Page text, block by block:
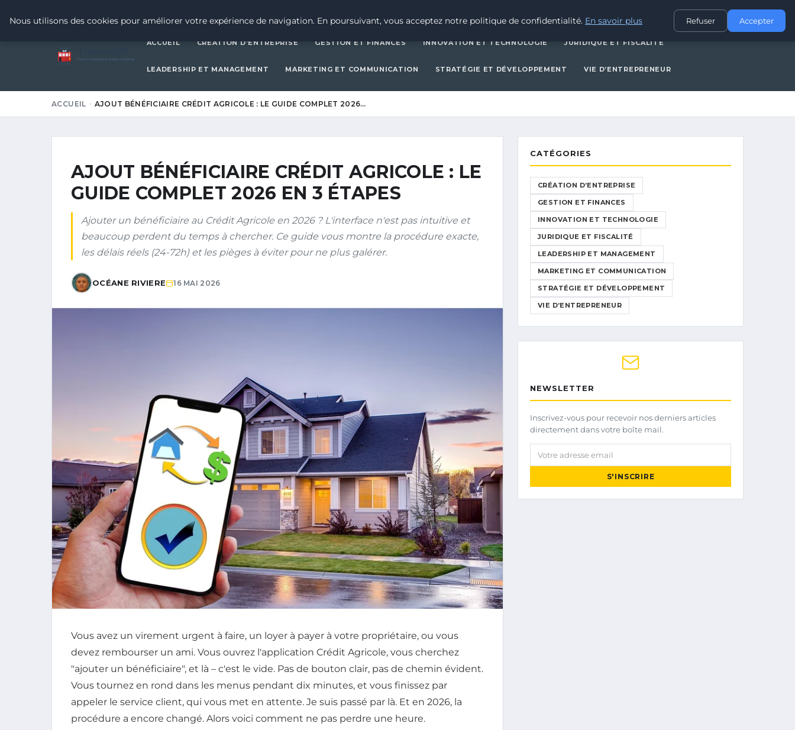
JURIDIQUE ET FISCALITÉ
7 Passion Tramway & Transport Urbain
ACCUEIL CRÉATION D’ENTREPRISE GESTION ET FINANCES INNOVATION ET TECHNOLOGIE JURIDIQUE ET FISCALITÉ
LEADERSHIP ET MANAGEMENT MARKETING ET COMMUNICATION STRATÉGIE ET DÉVELOPPEMENT VIE D’ENTREPRENEUR
ACCUEIL AJOUT BÉNÉFICIAIRE CRÉDIT AGRICOLE : LE GUIDE COMPLET 2026…
AJOUT BÉNÉFICIAIRE CRÉDIT AGRICOLE : LE
GUIDE COMPLET 2026 EN 3 ÉTAPES
Ajouter un bénéficiaire au Crédit Agricole en 2026 ? L'interface n'est pas intuitive et
beaucoup perdent du temps à chercher. Ce guide vous montre la procédure exacte,
les délais réels (24-72h) et les pièges à éviter pour ne plus galérer.
OCÉANE RIVIERE 16 MAI 2026
Vous avez un virement urgent à faire, un loyer à payer à votre propriétaire, ou vous
devez rembourser un ami. Vous ouvrez l'application Crédit Agricole, vous cherchez
"ajouter un bénéficiaire", et là – c'est le vide. Pas de bouton clair, pas de chemin évident.
Vous tournez en rond dans les menus pendant dix minutes, et vous finissez par
appeler le service client, qui vous met en attente. Je suis passé par là. Et en 2026, la
procédure a encore changé. Alors voici comment ne pas perdre une heure.
CATÉGORIES
CRÉATION D’ENTREPRISE
GESTION ET FINANCES
INNOVATION ET TECHNOLOGIE
JURIDIQUE ET FISCALITÉ
LEADERSHIP ET MANAGEMENT
MARKETING ET COMMUNICATION
STRATÉGIE ET DÉVELOPPEMENT
VIE D’ENTREPRENEUR
NEWSLETTER
Inscrivez-vous pour recevoir nos derniers articles
directement dans votre boîte mail.
Votre adresse email
S'INSCRIRE
Nous utilisons des cookies pour améliorer votre expérience de navigation. En poursuivant, vous acceptez notre politique de confidentialité. En savoir plus Refuser Accepter